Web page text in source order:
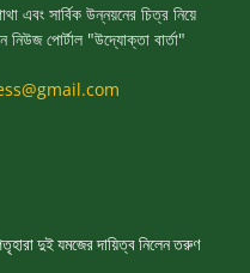
এবং সার্বিক উন্নয়নের চিত্র নিয়ে
নিউজ পোর্টাল "উদ্যোক্তা বার্তা"
দুই যমজের দায়িত্ব নিলেন তরুণ